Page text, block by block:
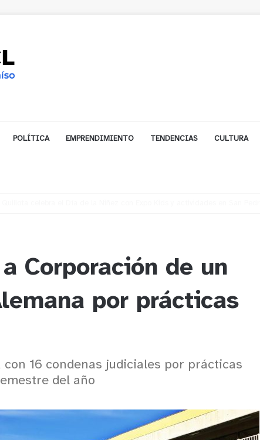
POLÍTICA EMPRENDIMIENTO TENDENCIAS CULTURA
Corporación de un
por prácticas
16 condenas judiciales por prácticas
del año